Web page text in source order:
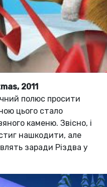
2011
полюс просити
цього стало
каменю. Звісно, і
нашкодити, але
заради Різдва у